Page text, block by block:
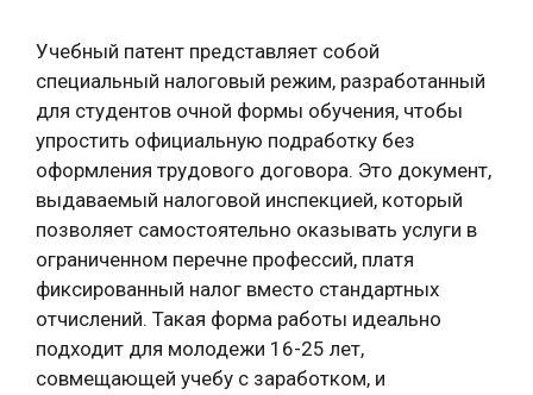
Учебный патент представляет собой
специальный налоговый режим, разработанный
для студентов очной формы обучения, чтобы
упростить официальную подработку без
оформления трудового договора. Это документ,
выдаваемый налоговой инспекцией, который
позволяет самостоятельно оказывать услуги в
ограниченном перечне профессий, платя
фиксированный налог вместо стандартных
отчислений. Такая форма работы идеально
подходит для молодежи 16-25 лет,
совмещающей учебу с заработком, и